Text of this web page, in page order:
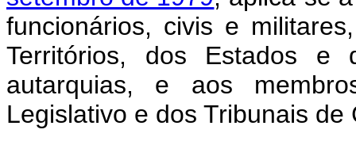
funcionários, civis e
Territórios, dos Estados e
autarquias, e aos
Legislativo e dos Tribunais